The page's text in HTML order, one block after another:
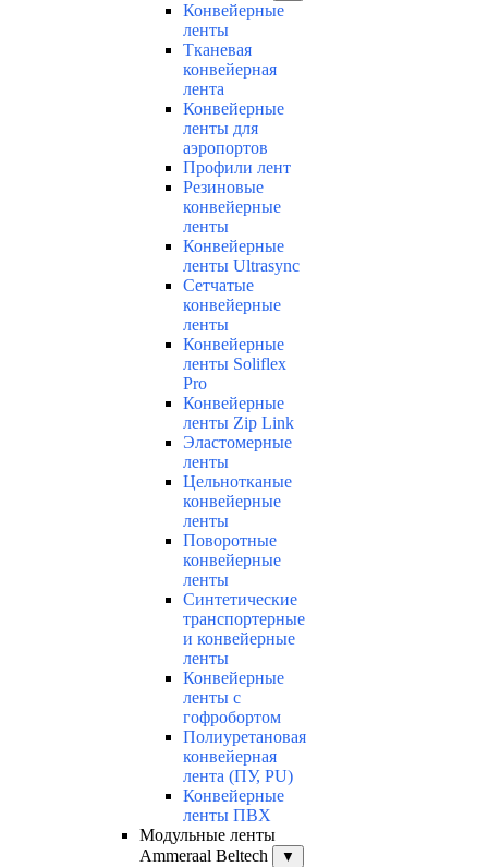
Конвейерные
ленты
Тканевая
конвейерная
лента
Конвейерные
ленты для
аэропортов
Профили лент
Резиновые
конвейерные
ленты
Конвейерные
ленты Ultrasync
Сетчатые
конвейерные
ленты
Конвейерные
ленты Soliflex
Pro
Конвейерные
ленты Zip Link
Эластомерные
ленты
Цельнотканые
конвейерные
ленты
Поворотные
конвейерные
ленты
Синтетические
транспортерные
и конвейерные
ленты
Конвейерные
ленты с
гофробортом
Полиуретановая
конвейерная
лента (ПУ, PU)
Конвейерные
ленты ПВХ
Модульные ленты
Ammeraal Beltech
▼